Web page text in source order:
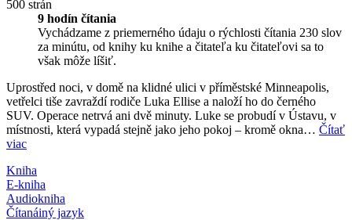
500 strán
9 hodín čítania
Vychádzame z priemerného údaju o rýchlosti čítania 230 slov
za minútu, od knihy ku knihe a čitateľa ku čitateľovi sa to
však môže líšiť.
Uprostřed noci, v domě na klidné ulici v příměstské Minneapolis,
vetřelci tiše zavraždí rodiče Luka Ellise a naloží ho do černého
SUV. Operace netrvá ani dvě minuty. Luke se probudí v Ústavu, v
místnosti, která vypadá stejně jako jeho pokoj – kromě okna… Čítať
viac
Kniha
E-kniha
Audiokniha
Čítanáiný jazyk